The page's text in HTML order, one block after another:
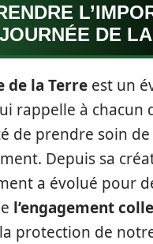
DE
de la Terre est un
rappelle à chacun
de prendre soin
Depuis sa
a évolué pour
l’engagement
protection de